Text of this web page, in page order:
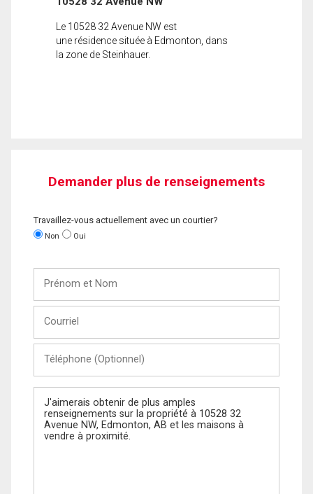
Le 10528 32 Avenue NW est
une résidence située à Edmonton, dans
la zone de Steinhauer.
Demander plus de renseignements
Travaillez-vous actuellement avec un courtier?
Non Oui
Nom
(Optionnel)
Message